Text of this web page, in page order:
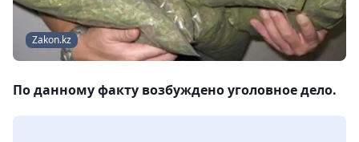
Zakon.kz
По данному факту возбуждено уголовное дело.